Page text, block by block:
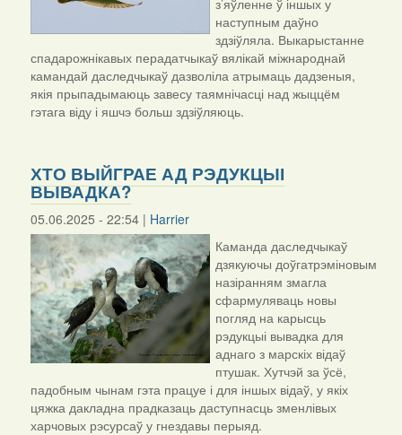
з’яўленне ў іншых у
наступным даўно
здзіўляла. Выкарыстанне
спадарожнікавых перадатчыкаў вялікай міжнароднай
камандай даследчыкаў дазволіла атрымаць дадзеныя,
якія прыпадымаюць завесу таямнічасці над жыццём
гэтага віду і яшчэ больш здзіўляюць.
ХТО ВЫЙГРАЕ АД РЭДУКЦЫІ
ВЫВАДКА?
05.06.2025 - 22:54 | Harrier
Каманда даследчыкаў
дзякуючы доўгатрэміновым
назіранням змагла
сфармуляваць новы
погляд на карысць
рэдукцыі вывадка для
аднаго з марскіх відаў
птушак. Хутчэй за ўсё,
падобным чынам гэта працуе і для іншых відаў, у якіх
цяжка дакладна прадказаць даступнасць зменлівых
харчовых рэсурсаў у гнездавы перыяд.